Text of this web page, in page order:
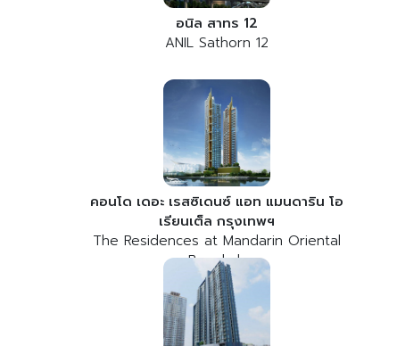
อนิล สาทร 12
ANIL Sathorn 12
คอนโด เดอะ เรสซิเดนซ์ แอท แมนดาริน โอ
เรียนเต็ล กรุงเทพฯ
The Residences at Mandarin Oriental
Bangkok